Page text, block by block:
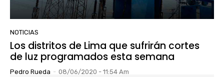
NOTICIAS
Los distritos de Lima que sufrirán cortes
de luz programados esta semana
Pedro Rueda - 08/06/2020 - 11:54 Am